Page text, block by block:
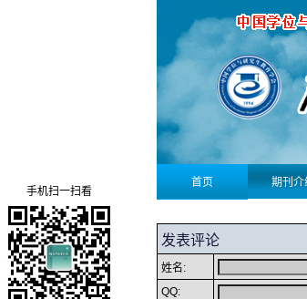
首页 期刊介
发表评论
姓名:
QQ:
手机扫一扫看